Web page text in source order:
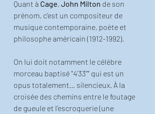
Quant à Cage, John Milton de son
prénom, c’est un compositeur de
musique contemporaine, poète et
philosophe américain (1912-1992).
On lui doit notamment le célèbre
morceau baptisé "4’33’’" qui est un
opus totalement… silencieux. À la
croisée des chemins entre le foutage
de gueule et l’escroquerie (une